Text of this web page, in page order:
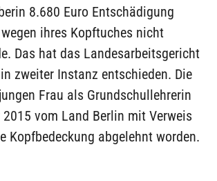
8.680 Euro Entschädigung
ihres Kopftuches nicht
Das hat das Landesarbeitsgericht
zweiter Instanz entschieden. Die
Frau als Grundschullehrerin
vom Land Berlin mit Verweis
Kopfbedeckung abgelehnt worden.